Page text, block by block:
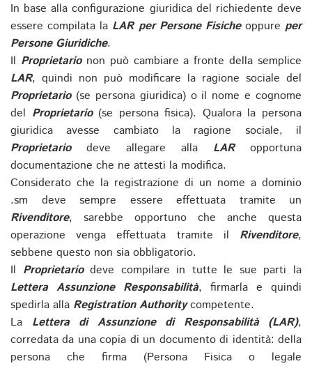
In base alla configurazione giuridica del richiedente deve
essere compilata la LAR per Persone Fisicheoppure per
Persone Giuridiche.
Il Proprietarionon può cambiare a fronte della semplice
LAR, quindi non può modificare la ragione sociale del
Proprietario(se persona giuridica) o il nome e cognome
del Proprietario(se persona fisica). Qualora la persona
giuridica avesse cambiato la ragione sociale, il
Proprietariodeve allegare alla LARopportuna
documentazione che ne attesti la modifica.
Considerato che la registrazione di un nome a dominio
.sm deve sempre essere effettuata tramite un
Rivenditore, sarebbe opportuno che anche questa
operazione venga effettuata tramite il Rivenditore,
sebbene questo non sia obbligatorio.
Il Proprietariodeve compilare in tutte le sue parti la
Lettera Assunzione Responsabilità, firmarla e quindi
spedirla alla Registration Authoritycompetente.
La Lettera di Assunzione di Responsabilità (LAR),
corredata da una copia di un documento di identità: della
persona che firma (Persona Fisica o legale